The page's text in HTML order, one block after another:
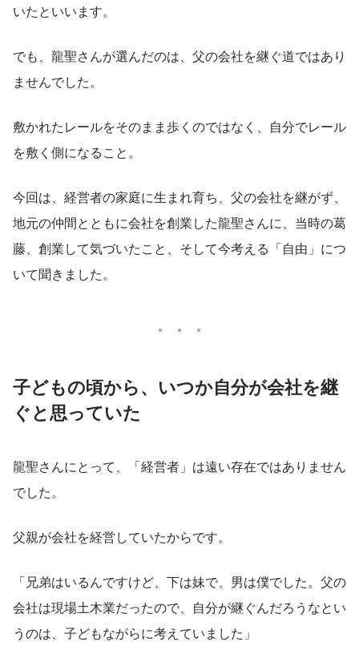
いたといいます。
でも、龍聖さんが選んだのは、父の会社を継ぐ道ではあり
ませんでした。
敷かれたレールをそのまま歩くのではなく、自分でレール
を敷く側になること。
今回は、経営者の家庭に生まれ育ち、父の会社を継がず、
地元の仲間とともに会社を創業した龍聖さんに、当時の葛
藤、創業して気づいたこと、そして今考える「自由」につ
いて聞きました。
子どもの頃から、いつか自分が会社を継
ぐと思っていた
龍聖さんにとって、「経営者」は遠い存在ではありません
でした。
父親が会社を経営していたからです。
「兄弟はいるんですけど、下は妹で、男は僕でした。父の
会社は現場土木業だったので、自分が継ぐんだろうなとい
うのは、子どもながらに考えていました」